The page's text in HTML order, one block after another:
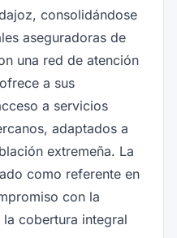
consolidándose
aseguradoras de
una red de atención
a sus
a servicios
adaptados a
extremeña. La
como referente en
con la
cobertura integral